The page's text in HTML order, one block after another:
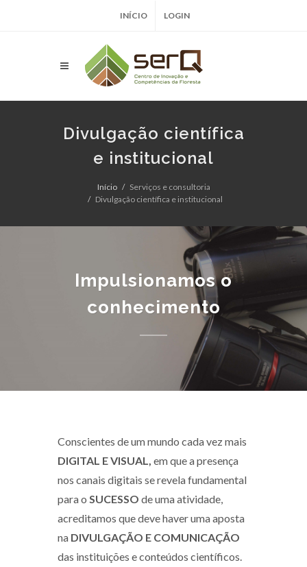
INÍCIO LOGIN
Divulgação científica
e institucional
Início
Serviços e consultoria
Divulgação científica e institucional
Impulsionamos o
conhecimento
Conscientes de um mundo cada vez mais
DIGITAL E VISUAL, em que a presença
nos canais digitais se revela fundamental
para o SUCESSO de uma atividade,
acreditamos que deve haver uma aposta
na DIVULGAÇÃO E COMUNICAÇÃO
das instituições e conteúdos científicos.